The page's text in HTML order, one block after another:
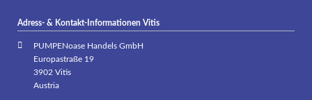
Adress- & Kontakt-Informationen Vitis
PUMPENoase Handels GmbH
Europastraße 19
3902 Vitis
Austria